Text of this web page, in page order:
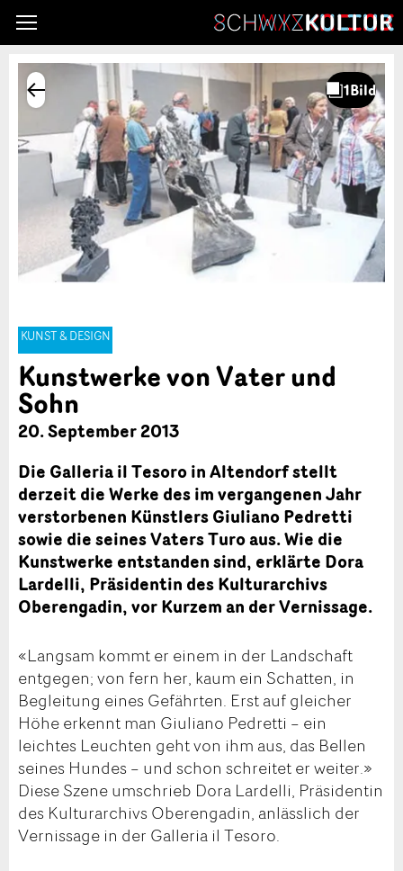
KUNST & DESIGN
Kunstwerke von Vater und
Sohn
20. September 2013
Die Galleria il Tesoro in Altendorf stellt
derzeit die Werke des im vergangenen Jahr
verstorbenen Künstlers Giuliano Pedretti
sowie die seines Vaters Turo aus. Wie die
Kunstwerke entstanden sind, erklärte Dora
Lardelli, Präsidentin des Kulturarchivs
Oberengadin, vor Kurzem an der Vernissage.
«Langsam kommt er einem in der Landschaft
entgegen; von fern her, kaum ein Schatten, in
Begleitung eines Gefährten. Erst auf gleicher
Höhe erkennt man Giuliano Pedretti – ein
leichtes Leuchten geht von ihm aus, das Bellen
seines Hundes – und schon schreitet er weiter.»
Diese Szene umschrieb Dora Lardelli, Präsidentin
des Kulturarchivs Oberengadin, anlässlich der
Vernissage in der Galleria il Tesoro.